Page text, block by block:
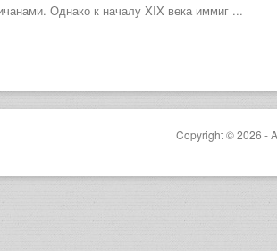
Однако к началу XIX века иммиг ...
Copyright © 2026 -